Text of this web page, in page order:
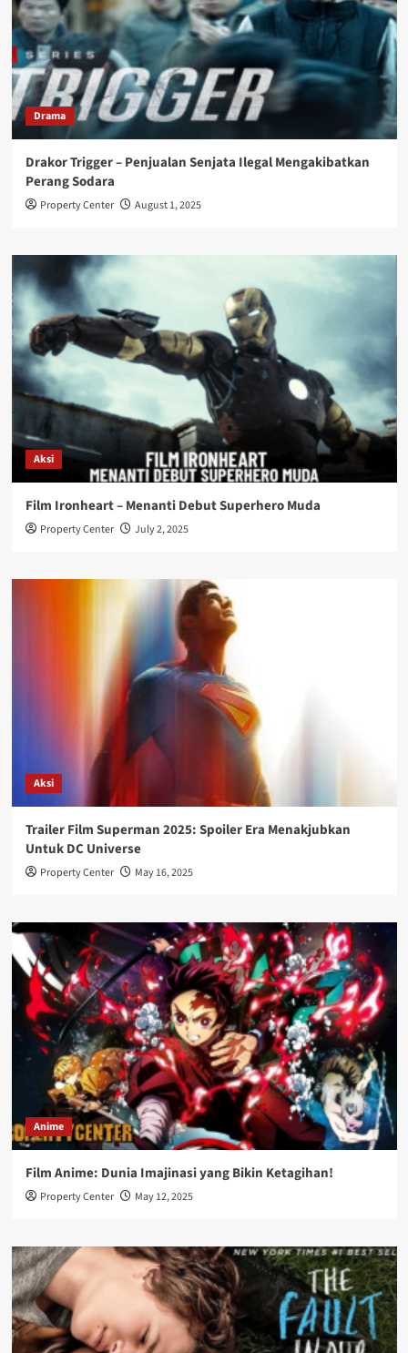
Drama
Drakor Trigger – Penjualan Senjata Ilegal Mengakibatkan
Perang Sodara
Property Center August 1, 2025
Aksi
Film Ironheart – Menanti Debut Superhero Muda
Property Center July 2, 2025
Aksi
Trailer Film Superman 2025: Spoiler Era Menakjubkan
Untuk DC Universe
Property Center May 16, 2025
Anime
Film Anime: Dunia Imajinasi yang Bikin Ketagihan!
Property Center May 12, 2025